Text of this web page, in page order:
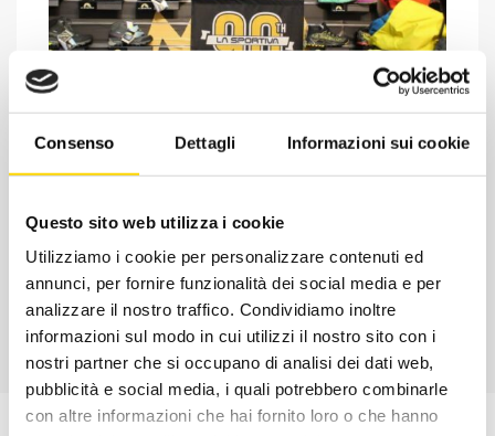
Consenso Dettagli Informazioni sui cookie
Questo sito web utilizza i cookie
Utilizziamo i cookie per personalizzare contenuti ed
annunci, per fornire funzionalità dei social media e per
analizzare il nostro traffico. Condividiamo inoltre
informazioni sul modo in cui utilizzi il nostro sito con i
nostri partner che si occupano di analisi dei dati web,
pubblicità e social media, i quali potrebbero combinarle
con altre informazioni che hai fornito loro o che hanno